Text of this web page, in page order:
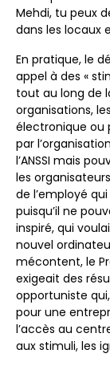
Mehdi, tu peux
dans les locaux
En pratique, le
appel à des «
tout au long de
organisations,
électronique ou
par
l’ANSSI mais
les
de l’employé
puisqu’il ne
inspiré, qui
nouvel
mécontent, le
exigeait des
opportuniste
pour une
l’accès au
aux stimuli, les